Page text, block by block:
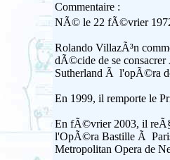
Commentaire :
NÃ© le 22 fÃ©vrier
Rolando VillazÃ³n
dÃ©cide de se
Sutherland Ã l'opÃ©ra
En 1999, il remporte le
En fÃ©vrier 2003, il
l'OpÃ©ra Bastille Ã
Metropolitan Opera de